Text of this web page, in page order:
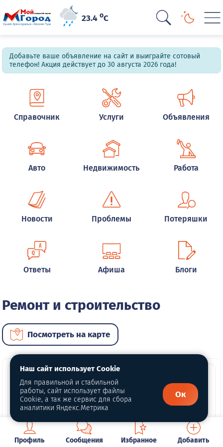
23.4oC
Добавьте ваше объявление на сайт и выиграйте сотовый
телефон! Акция действует до 30 августа 2026 года!
Справочник Услуги Объявления
Авто Недвижимость Работа
Новости Проблемы Потеряшки
Ответы Афиша Блоги
Ремонт и строительство
Посмотреть на карте
6 фото
Профиль Сообщения Избранное Добавить
Наш сайт использует Cookie
Для правильной и стабильной
работы, сайт использует файлы
Cookie, а так же сервис для сбора
аналитики Яндекс.Метрика
Ок